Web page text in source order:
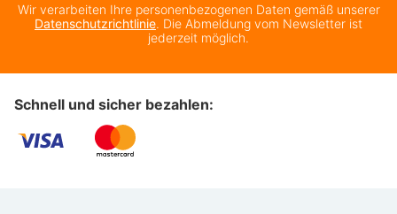
Wir verarbeiten Ihre personenbezogenen Daten gemäß unserer
Datenschutzrichtlinie. Die Abmeldung vom Newsletter ist
jederzeit möglich.
Schnell und sicher bezahlen: